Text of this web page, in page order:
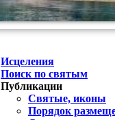
Исцеления
Поиск по святым
Публикации
Святые, иконы
Порядок